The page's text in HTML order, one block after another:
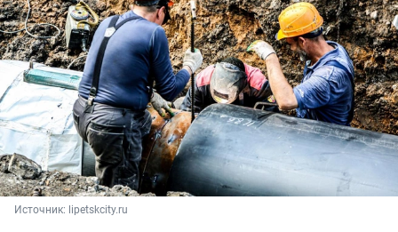
Источник: lipetskcity.ru